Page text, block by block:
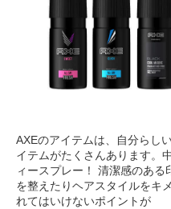
AXEのアイテムは、自分らし
イテムがたくさんあります。
ィースプレー！ 清潔感のあ
を整えたりヘアスタイルをキ
れてはいけないポイントが